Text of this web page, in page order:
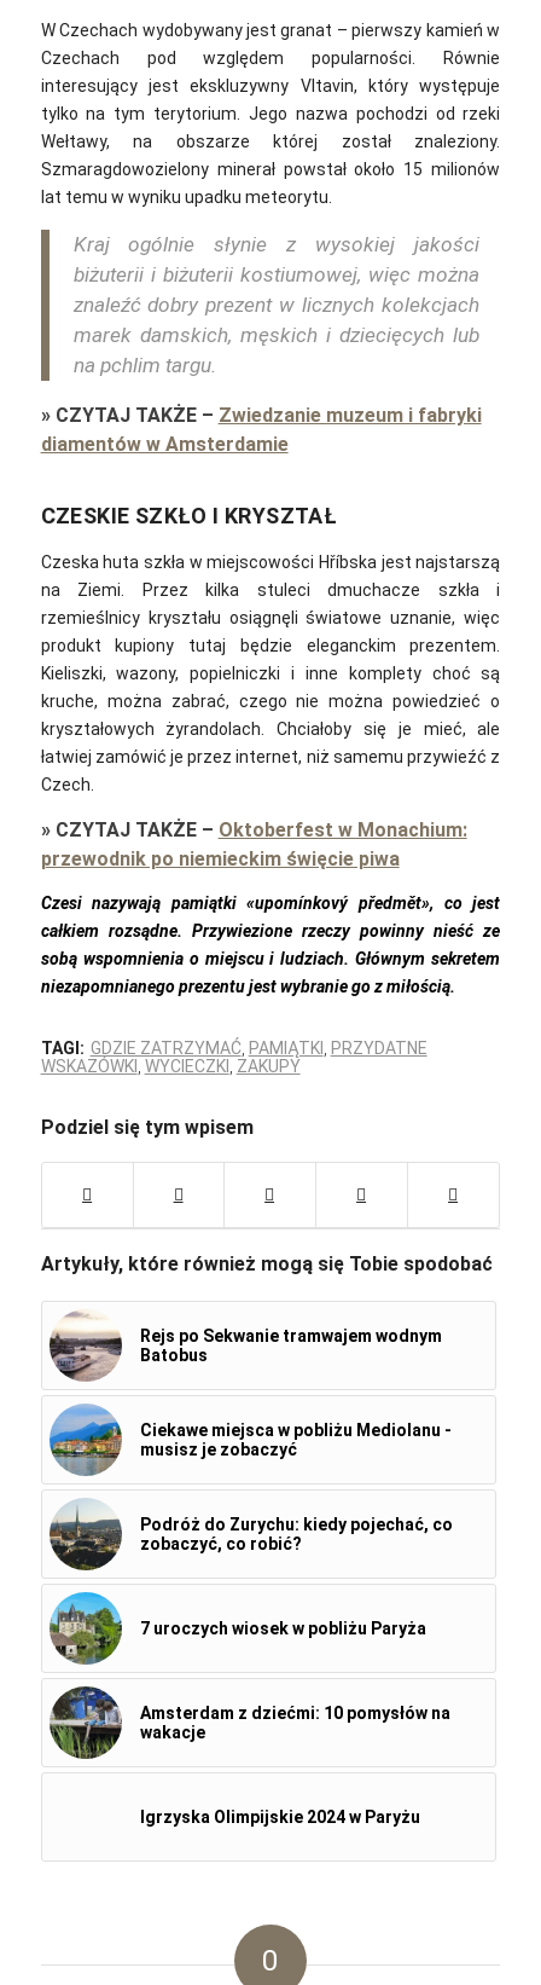
W Czechach wydobywany jest granat – pierwszy kamień w
Czechach pod względem popularności. Równie
interesujący jest ekskluzywny Vltavin, który występuje
tylko na tym terytorium. Jego nazwa pochodzi od rzeki
Wełtawy, na obszarze której został znaleziony.
Szmaragdowozielony minerał powstał około 15 milionów
lat temu w wyniku upadku meteorytu.
Kraj ogólnie słynie z wysokiej jakości
biżuterii i biżuterii kostiumowej, więc można
znaleźć dobry prezent w licznych kolekcjach
marek damskich, męskich i dziecięcych lub
na pchlim targu.
» CZYTAJ TAKŻE– Zwiedzanie muzeum i fabryki
diamentów w Amsterdamie
CZESKIE SZKŁO I KRYSZTAŁ
Czeska huta szkła w miejscowości Hříbska jest najstarszą
na Ziemi. Przez kilka stuleci dmuchacze szkła i
rzemieślnicy kryształu osiągnęli światowe uznanie, więc
produkt kupiony tutaj będzie eleganckim prezentem.
Kieliszki, wazony, popielniczki i inne komplety choć są
kruche, można zabrać, czego nie można powiedzieć o
kryształowych żyrandolach. Chciałoby się je mieć, ale
łatwiej zamówić je przez internet, niż samemu przywieźć z
Czech.
» CZYTAJ TAKŻE– Oktoberfest w Monachium:
przewodnik po niemieckim święcie piwa
Czesi nazywają pamiątki «upomínkový předmět»‎, co jest
całkiem rozsądne. Przywiezione rzeczy powinny nieść ze
sobą wspomnienia o miejscu i ludziach. Głównym sekretem
niezapomnianego prezentu jest wybranie go z miłością.
TAGI: GDZIE ZATRZYMAĆ PAMIĄTKI
PRZYDATNE
WSKAZÓWKI WYCIECZKI ZAKUPY
Podziel się tym wpisem
Artykuły, które również mogą się Tobie spodobać
Rejs po Sekwanie tramwajem wodnym
Batobus
Ciekawe miejsca w pobliżu Mediolanu -
musisz je zobaczyć
Podróż do Zurychu: kiedy pojechać, co
zobaczyć, co robić?
7 uroczych wiosek w pobliżu Paryża
Amsterdam z dziećmi: 10 pomysłów na
wakacje
Igrzyska Olimpijskie 2024 w Paryżu
0